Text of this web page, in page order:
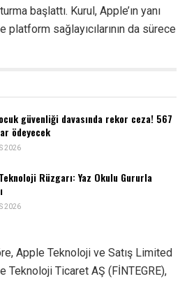
başlattı. Kurul, Apple’ın yanı
sağlayıcılarının da sürece
güvenliği davasında rekor ceza! 567
ödeyecek
2026
Rüzgarı: Yaz Okulu Gururla
2026
Apple Teknoloji ve Satış Limited
Teknoloji Ticaret AŞ (FİNTEGRE),